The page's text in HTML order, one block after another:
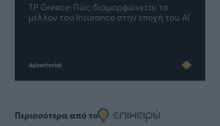
TP Greece: Πώς διαμορφώνεται το
μέλλον του Insurance στην εποχή του AI
Advertorial
Περισσότερα από το